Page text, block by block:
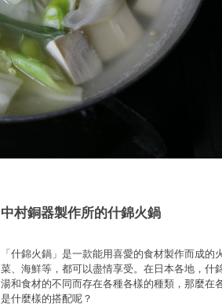
中村銅器製作所的什錦火鍋
「什錦火鍋」是一款能用喜愛的食材製作而成的
菜、海鮮等，都可以盡情享受。在日本各地，什
湯和食材的不同而存在各種各樣的種類，那麼在
是什麼樣的搭配呢？